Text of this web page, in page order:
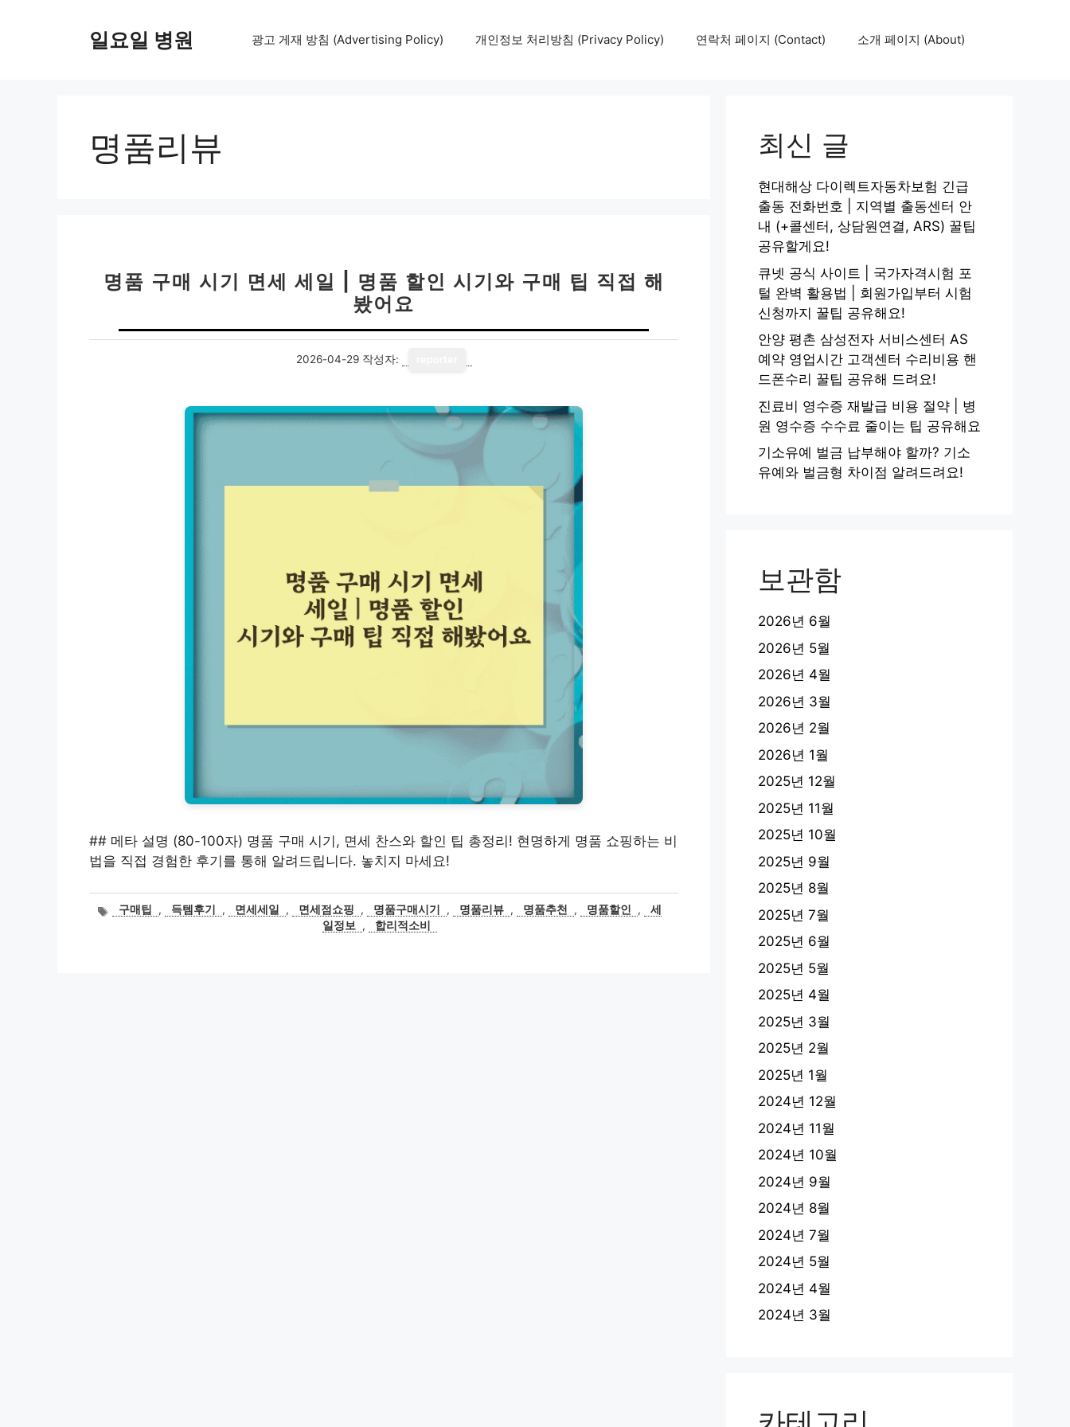
일요일 병원 광고 게재 방침 (Advertising Policy) 개인정보 처리방침 (Privacy Policy) 연락처 페이지 (Contact) 소개 페이지 (About)
명품리뷰
명품 구매 시기 면세 세일 | 명품 할인 시기와 구매 팁 직접 해
봤어요
2026-04-29 작성자:
## 메타 설명 (80-100자) 명품 구매 시기, 면세 찬스와 할인 팁 총정리! 현명하게 명품 쇼핑하는 비
법을 직접 경험한 후기를 통해 알려드립니다. 놓치지 마세요!
태구매팁 , 득템후기 , 면세세일 , 면세점쇼핑 , 명품구매시기 , 명품리뷰 , 명품추천 , 명품할인 ,
세
일정보
, 합리적소비
최신 글
현대해상 다이렉트자동차보험 긴급
출동 전화번호 | 지역별 출동센터 안
내 (+콜센터, 상담원연결, ARS) 꿀팁
공유할게요!
큐넷 공식 사이트 | 국가자격시험 포
털 완벽 활용법 | 회원가입부터 시험
신청까지 꿀팁 공유해요!
안양 평촌 삼성전자 서비스센터 AS
예약 영업시간 고객센터 수리비용 핸
드폰수리 꿀팁 공유해 드려요!
진료비 영수증 재발급 비용 절약 | 병
원 영수증 수수료 줄이는 팁 공유해요
기소유예 벌금 납부해야 할까? 기소
유예와 벌금형 차이점 알려드려요!
보관함
2026년 6월
2026년 5월
2026년 4월
2026년 3월
2026년 2월
2026년 1월
2025년 12월
2025년 11월
2025년 10월
2025년 9월
2025년 8월
2025년 7월
2025년 6월
2025년 5월
2025년 4월
2025년 3월
2025년 2월
2025년 1월
2024년 12월
2024년 11월
2024년 10월
2024년 9월
2024년 8월
2024년 7월
2024년 5월
2024년 4월
2024년 3월